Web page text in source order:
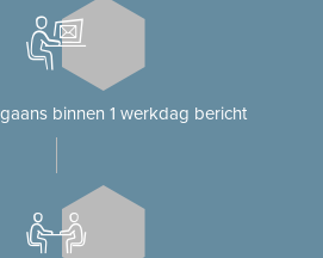
binnen 1 werkdag bericht